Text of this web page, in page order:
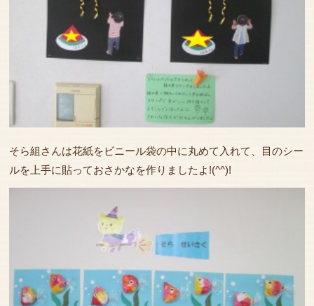
そら組さんは花紙をビニール袋の中に丸めて入れて、目のシー
ルを上手に貼っておさかなを作りましたよ!(^^)!